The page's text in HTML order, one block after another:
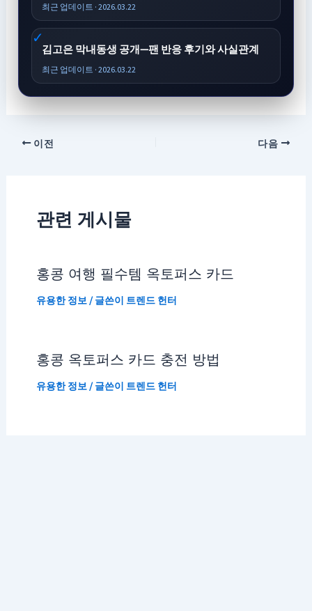
최근 업데이트 · 2026.03.22
김고은 막내동생 공개—팬 반응 후기와 사실관계
최근 업데이트 · 2026.03.22
이전 다음
관련 게시물
홍콩 여행 필수템 옥토퍼스 카드
유용한 정보/ 글쓴이 트렌드 헌터
홍콩 옥토퍼스 카드 충전 방법
유용한 정보/ 글쓴이 트렌드 헌터